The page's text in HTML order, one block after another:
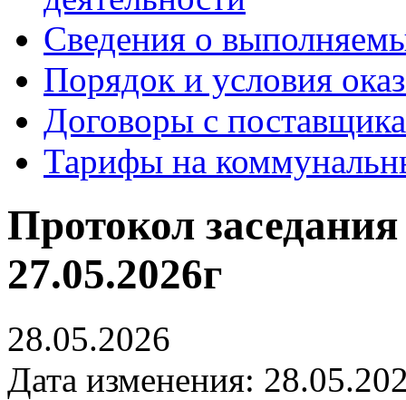
Сведения о
Порядок и условия
Договоры с
Тарифы на
Протокол
27.05.2026г
28.05.2026
Дата изменения: